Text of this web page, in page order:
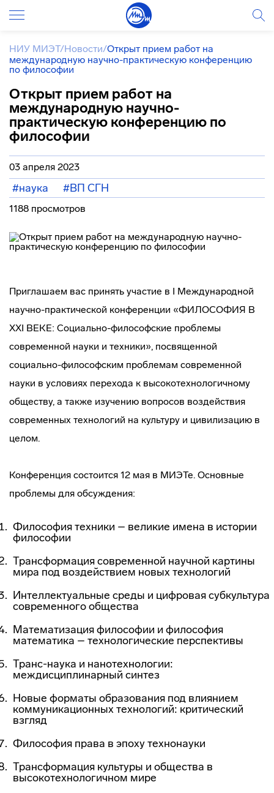
НИУ МИЭТ/Новости/Открыт прием работ на
международную научно-практическую конференцию
по философии
Открыт прием работ на
международную научно-
практическую конференцию по
философии
03 апреля 2023
#наука #ВП СГН
1188 просмотров
Приглашаем вас принять участие в I Международной
научно-практической конференции «ФИЛОСОФИЯ В
XXI ВЕКЕ: Социально-философские проблемы
современной науки и техники», посвященной
социально-философским проблемам современной
науки в условиях перехода к высокотехнологичному
обществу, а также изучению вопросов воздействия
современных технологий на культуру и цивилизацию в
целом.
Конференция состоится 12 мая в МИЭТе. Основные
проблемы для обсуждения:
Философия техники – великие имена в истории
философии
Трансформация современной научной картины
мира под воздействием новых технологий
Интеллектуальные среды и цифровая субкультура
современного общества
Математизация философии и философия
математика – технологические перспективы
Транс-наука и нанотехнологии:
междисциплинарный синтез
Новые форматы образования под влиянием
коммуникационных технологий: критический
взгляд
Философия права в эпоху технонауки
Трансформация культуры и общества в
высокотехнологичном мире